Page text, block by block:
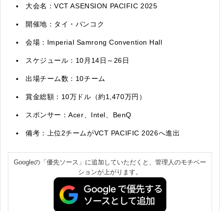
大会名：VCT ASENSION PACIFIC 2025
開催地：タイ・バンコク
会場：Imperial Samrong Convention Hall
スケジュール：10月14日～26日
出場チーム数：10チーム
賞金総額：10万ドル（約1,470万円）
スポンサー：Acer、Intel、BenQ
備考：上位2チームがVCT PACIFIC 2026へ進出
Googleの「優先ソース」に追加していただくと、管理人のモチベー
ションが上がります。